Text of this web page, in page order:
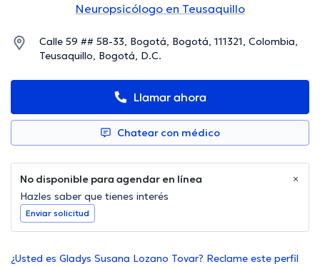
Neuropsicólogo en Teusaquillo
Calle 59 ## 58-33, Bogotá, Bogotá, 111321, Colombia,
Teusaquillo, Bogotá, D.C.
Llamar ahora
Chatear con médico
No disponible para agendar en línea
Hazles saber que tienes interés
Enviar solicitud
¿Usted es Gladys Susana Lozano Tovar? Reclame este perfil